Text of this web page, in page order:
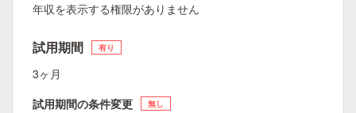
年収を表示する権限がありません
試用期間 有り
3ヶ月
試用期間の条件変更
無し